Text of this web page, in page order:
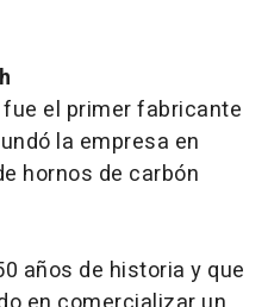
el primer fabricante
la empresa en
hornos de carbón
años de historia y que